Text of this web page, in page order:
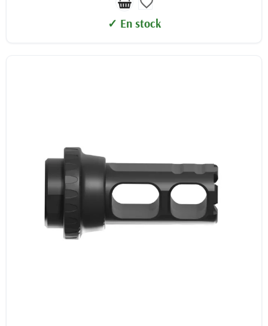
✓ En stock